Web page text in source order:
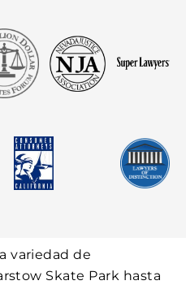
variedad de
Skate Park hasta